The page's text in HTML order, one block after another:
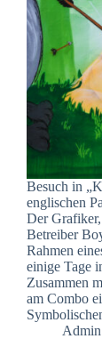
Besuch in
englischen
Der
Betreiber
Rahmen
einige Tage
Zusammen
am Combo
Admin